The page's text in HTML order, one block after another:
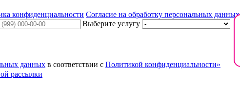
конфиденциальности Согласие на обработку персональных данных
Выберите услугу
данных в соответствии с Политикой конфиденциальности»
рассылки